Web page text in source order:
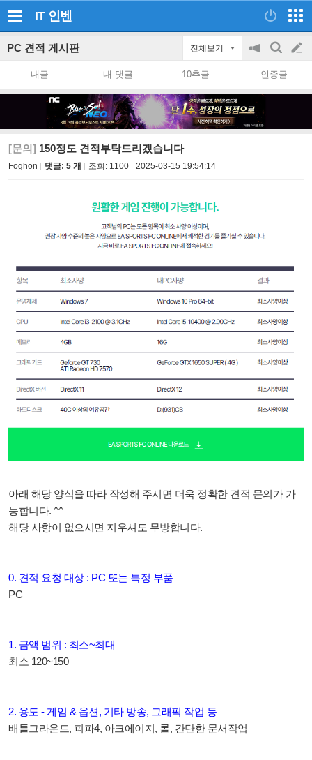
IT 인벤
PC 견적 게시판 전체보기
공
on/off
검
색
글
쓰
내글 내 댓글 10추글 인증글
[문의] 150정도 견적부탁드리겠습니다
Foghon 댓글: 5 개 조회: 1100 2025-03-15 19:54:14
아래 해당 양식을 따라 작성해 주시면 더욱 정확한 견적 문의가 가
능합니다. ^^
해당 사항이 없으시면 지우셔도 무방합니다.
0. 견적 요청 대상 : PC 또는 특정 부품
PC
1. 금액 범위 : 최소~최대
최소 120~150
2. 용도 - 게임 & 옵션, 기타 방송, 그래픽 작업 등
배틀그라운드, 피파4, 아크에이지, 롤, 간단한 문서작업